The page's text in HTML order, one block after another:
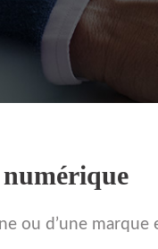
ou d’une